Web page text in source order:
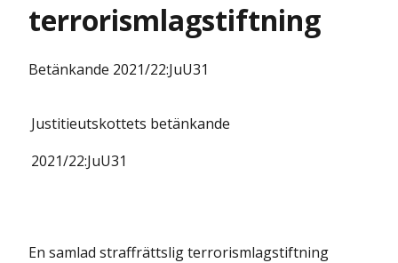
terrorismlagstiftning
Betänkande 2021/22:JuU31
Justitieutskottets betänkande
2021/22:JuU31
En samlad straffrättslig terrorismlagstiftning